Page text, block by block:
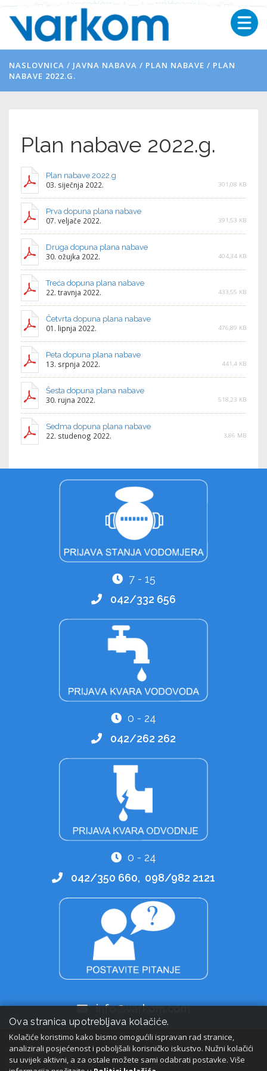
NASLOVNICA / JAVNA NABAVA / PLAN NABAVE / PLAN
NABAVE 2022.G.
Plan nabave 2022.g.
Plan nabave 2022.g
03. siječnja 2022. 301,08 KB
Prva dopuna plana nabave
07. veljače 2022. 391,53 KB
Druga dopuna plana nabave
30. ožujka 2022. 404,34 KB
Treća dopuna plana nabave
22. travnja 2022. 433,55 KB
Četvrta dopuna plana nabave
01. lipnja 2022. 476,89 KB
Peta dopuna plana nabave
13. srpnja 2022. 441,4 KB
Šesta dopuna plana nabave
30. rujna 2022. 518,23 KB
Sedma dopuna plana nabave
22. studenog 2022. 3,86 MB
7 - 15
042/332 656
0 - 24
042/262 262
0 - 24
042/350 660, 098/982 2121
info@varkom.com
KONTAKT
Ova stranica upotrebljava kolačiće.
Kolačiće koristimo kako bismo omogućili ispravan rad stranice,
analizirali posjećenost i poboljšali korisničko iskustvo. Nužni kolačići
su uvijek aktivni, a za ostale možete sami odabrati postavke. Više